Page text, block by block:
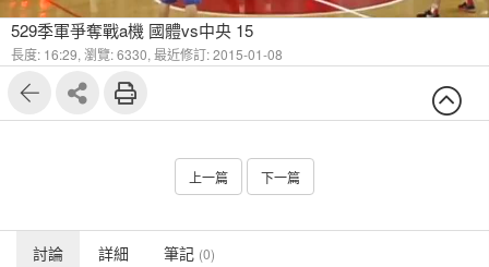
529季軍爭奪戰a機 國體vs中央 15
長度: 16:29, 瀏覽: 6330, 最近修訂: 2015-01-08
上一篇 下一篇
討論 詳細 筆記 (0)